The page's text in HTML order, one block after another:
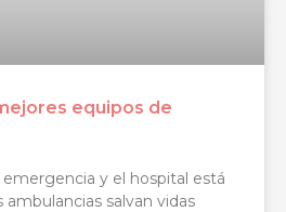
equipos de
y el hospital está
ambulancias salvan vidas